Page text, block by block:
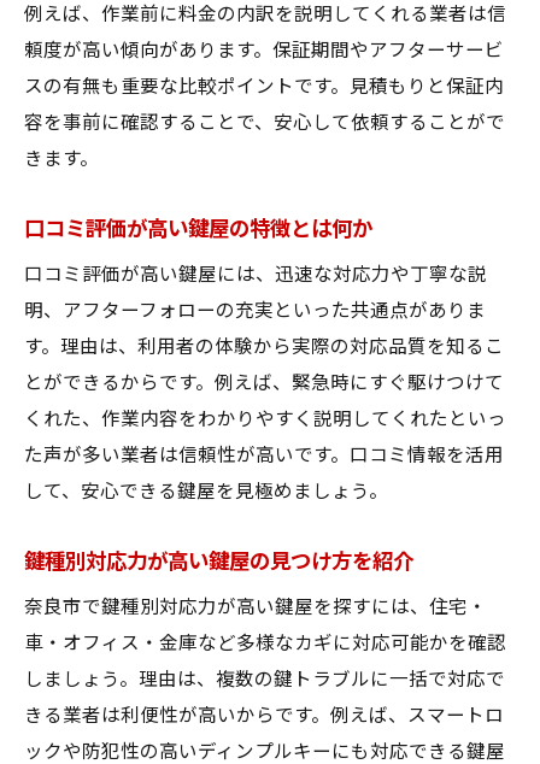
例えば、作業前に料金の内訳を説明してくれる業者は信
頼度が高い傾向があります。保証期間やアフターサービ
スの有無も重要な比較ポイントです。見積もりと保証内
容を事前に確認することで、安心して依頼することがで
きます。
口コミ評価が高い鍵屋の特徴とは何か
口コミ評価が高い鍵屋には、迅速な対応力や丁寧な説
明、アフターフォローの充実といった共通点がありま
す。理由は、利用者の体験から実際の対応品質を知るこ
とができるからです。例えば、緊急時にすぐ駆けつけて
くれた、作業内容をわかりやすく説明してくれたといっ
た声が多い業者は信頼性が高いです。口コミ情報を活用
して、安心できる鍵屋を見極めましょう。
鍵種別対応力が高い鍵屋の見つけ方を紹介
奈良市で鍵種別対応力が高い鍵屋を探すには、住宅・
車・オフィス・金庫など多様なカギに対応可能かを確認
しましょう。理由は、複数の鍵トラブルに一括で対応で
きる業者は利便性が高いからです。例えば、スマートロ
ックや防犯性の高いディンプルキーにも対応できる鍵屋